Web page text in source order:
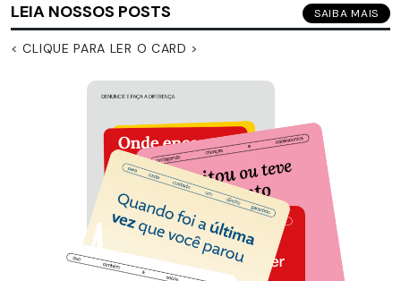
LEIA NOSSOS POSTS SAIBA MAIS
< CLIQUE PARA LER O CARD >